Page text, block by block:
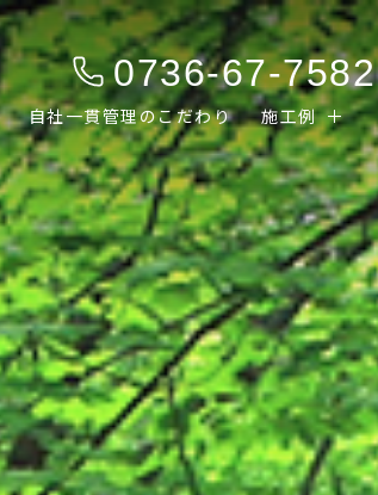
0736-67-7582
自社一貫管理のこだわり 施工例